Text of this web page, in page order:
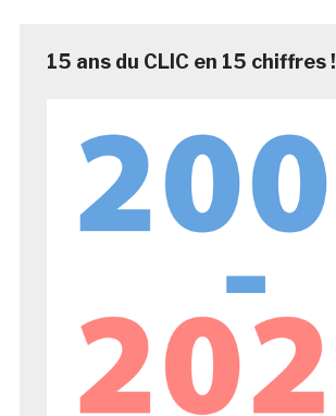
15 ans du CLIC en 15 chiffres !